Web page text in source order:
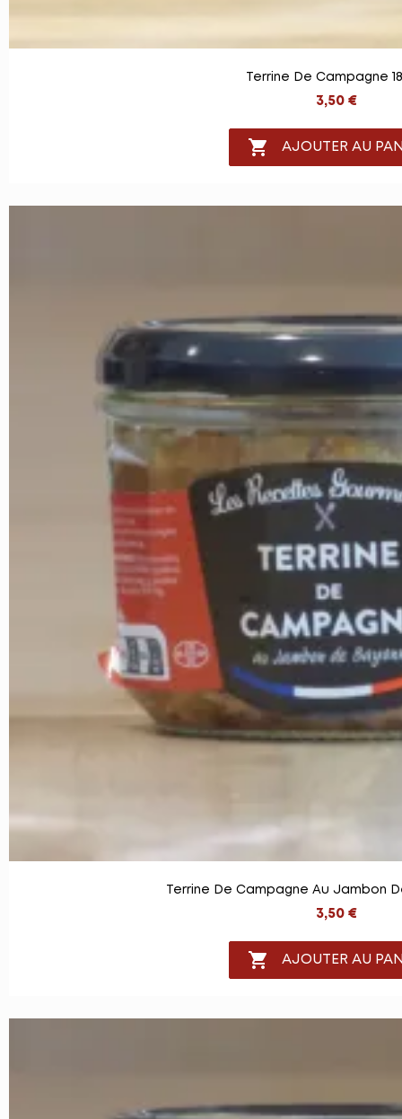
Terrine De Campagne
3,50 €
 AJOUTER AU
Terrine De Campagne Au Jambon
3,50 €
 AJOUTER AU